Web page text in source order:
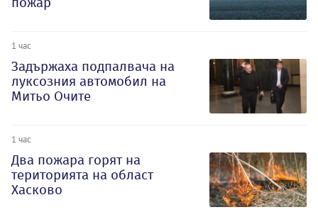
1 час
Задържаха подпалвача на
луксозния автомобил на
Митьо Очите
1 час
Два пожара горят на
територията на област
Хасково